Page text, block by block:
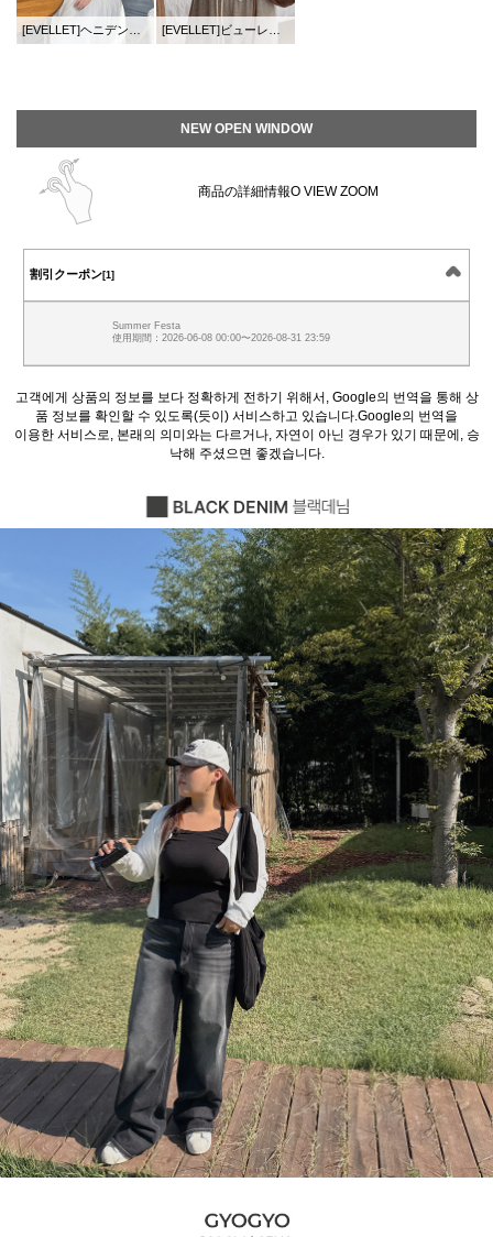
[EVELLET]ヘニデンホルターネックスリブリス [EVELLET]ビューレンヌベーシックモダルゴルジカーディガン
NEW OPEN WINDOW
商品の詳細情報O VIEW ZOOM
割引クーポン[1]
Summer Festa
使用期間：2026-06-08 00:00〜2026-08-31 23:59
고객에게 상품의 정보를 보다 정확하게 전하기 위해서, Google의 번역을 통해 상
품 정보를 확인할 수 있도록(듯이) 서비스하고 있습니다.Google의 번역을
이용한 서비스로, 본래의 의미와는 다르거나, 자연이 아닌 경우가 있기 때문에, 승
낙해 주셨으면 좋겠습니다.